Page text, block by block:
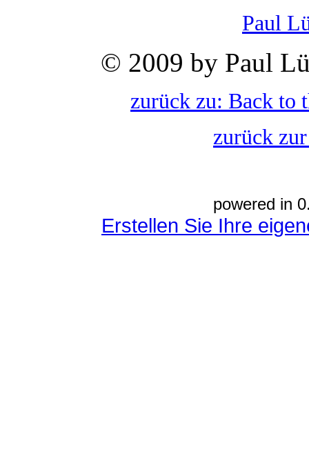
Paul
© 2009 by Paul
zurück zu: Back to
zurück
powered in
Erstellen Sie Ihre